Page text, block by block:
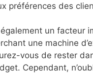
préférences des
un facteur
une machine
vous de rester
Cependant,